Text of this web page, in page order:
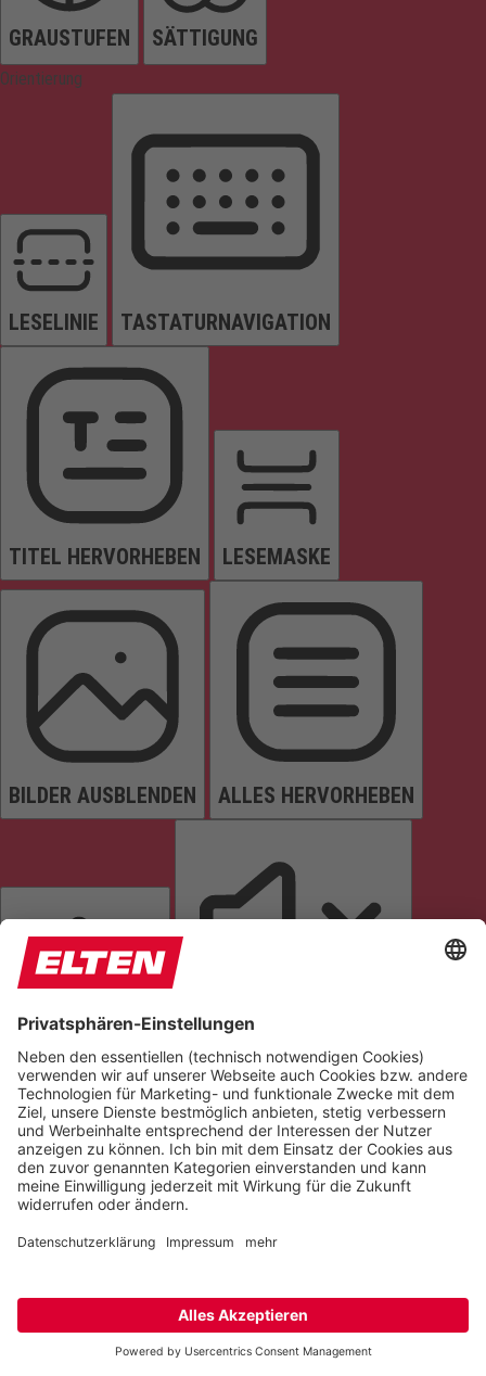
GRAUSTUFEN SÄTTIGUNG
Orientierung
LESELINIE TASTATURNAVIGATION
TITEL HERVORHEBEN LESEMASKE
BILDER AUSBLENDEN ALLES HERVORHEBEN
SEITE VORLESEN TÖNE STUMMSCHALTEN
ANIMATIONEN STOPPEN
Einstellungen zurücksetzen